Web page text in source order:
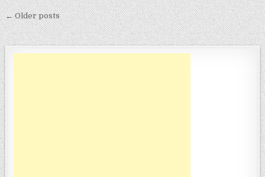
Navigazione articoli
← Older posts